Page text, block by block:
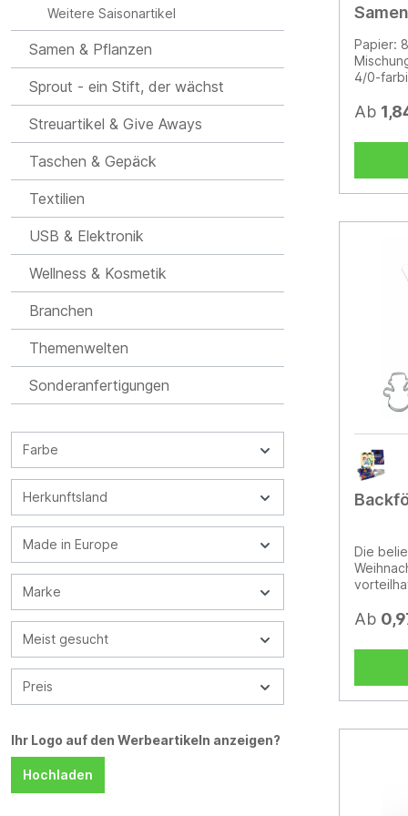
Weitere Saisonartikel
Samen & Pflanzen
Sprout - ein Stift, der wächst
Streuartikel & Give Aways
Taschen & Gepäck
Textilien
USB & Elektronik
Wellness & Kosmetik
Branchen
Themenwelten
Sonderanfertigungen
Farbe
Herkunftsland
Made in Europe
Marke
Meist gesucht
Preis
Ihr Logo auf den Werbeartikeln anzeigen?
Hochladen
Papier:
4/0-
auch
der
(4/0c): -
senden
auf
Ab
Die
kann
Das
das
noch
Ab